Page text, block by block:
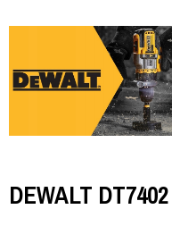
DEWALT DT7402